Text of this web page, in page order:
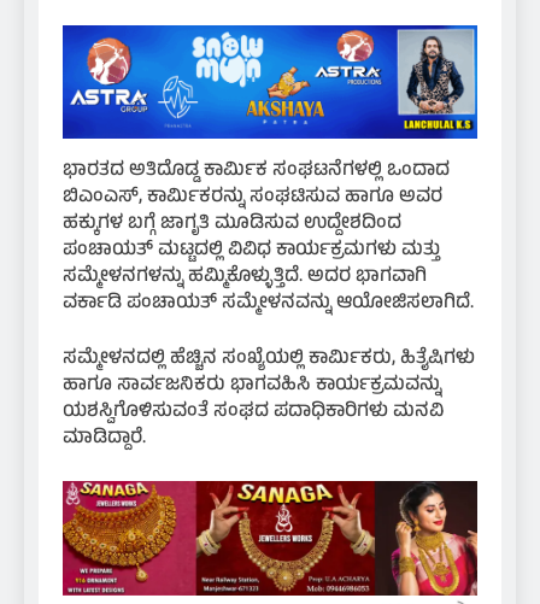
ಭಾರತದ ಅತಿದೊಡ್ಡ ಕಾರ್ಮಿಕ ಸಂಘಟನೆಗಳಲ್ಲಿ ಒಂದಾದ
ಬಿಎಂಎಸ್, ಕಾರ್ಮಿಕರನ್ನು ಸಂಘಟಿಸುವ ಹಾಗೂ ಅವರ
ಹಕ್ಕುಗಳ ಬಗ್ಗೆ ಜಾಗೃತಿ ಮೂಡಿಸುವ ಉದ್ದೇಶದಿಂದ
ಪಂಚಾಯತ್ ಮಟ್ಟದಲ್ಲಿ ವಿವಿಧ ಕಾರ್ಯಕ್ರಮಗಳು ಮತ್ತು
ಸಮ್ಮೇಳನಗಳನ್ನು ಹಮ್ಮಿಕೊಳ್ಳುತ್ತಿದೆ. ಅದರ ಭಾಗವಾಗಿ
ವರ್ಕಾಡಿ ಪಂಚಾಯತ್ ಸಮ್ಮೇಳನವನ್ನು ಆಯೋಜಿಸಲಾಗಿದೆ.
ಸಮ್ಮೇಳನದಲ್ಲಿ ಹೆಚ್ಚಿನ ಸಂಖ್ಯೆಯಲ್ಲಿ ಕಾರ್ಮಿಕರು, ಹಿತೈಷಿಗಳು
ಹಾಗೂ ಸಾರ್ವಜನಿಕರು ಭಾಗವಹಿಸಿ ಕಾರ್ಯಕ್ರಮವನ್ನು
ಯಶಸ್ವಿಗೊಳಿಸುವಂತೆ ಸಂಘದ ಪದಾಧಿಕಾರಿಗಳು ಮನವಿ
ಮಾಡಿದ್ದಾರೆ.